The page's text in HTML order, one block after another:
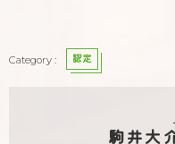
認定
駒井大